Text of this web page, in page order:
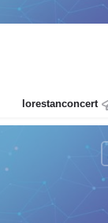
lorestanconcert